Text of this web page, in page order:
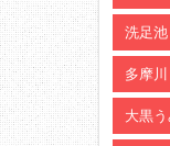
洗足池
多摩川
大黒